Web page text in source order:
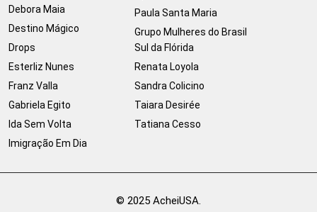
Debora Maia
Destino Mágico
Drops
Esterliz Nunes
Franz Valla
Gabriela Egito
Ida Sem Volta
Imigração Em Dia
Paula Santa Maria
Grupo Mulheres do Brasil
Sul da Flórida
Renata Loyola
Sandra Colicino
Taiara Desirée
Tatiana Cesso
© 2025 AcheiUSA.